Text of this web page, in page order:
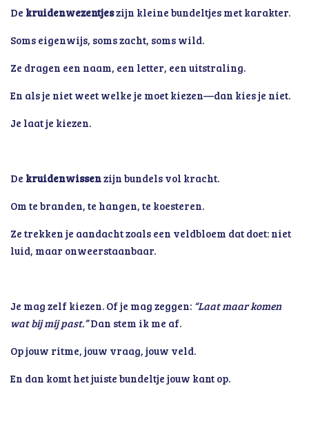
De kruidenwezentjeszijn kleine bundeltjes met karakter.
Soms eigenwijs, soms zacht, soms wild.
Ze dragen een naam, een letter, een uitstraling.
En als je niet weet welke je moet kiezen—dan kies je niet.
Je laat je kiezen.
De kruidenwissenzijn bundels vol kracht.
Om te branden, te hangen, te koesteren.
Ze trekken je aandacht zoals een veldbloem dat doet: niet
luid, maar onweerstaanbaar.
Je mag zelf kiezen. Of je mag zeggen: “Laat maar komen
wat bij mij past.”Dan stem ik me af.
Op jouw ritme, jouw vraag, jouw veld.
En dan komt het juiste bundeltje jouw kant op.